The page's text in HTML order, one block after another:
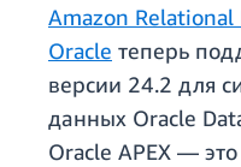
Amazon Relational
Oracle теперь
версии 24.2 для
данных Oracle
Oracle APEX —